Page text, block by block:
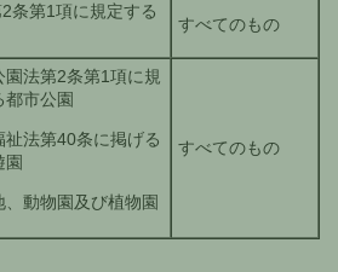
条第1項に規定する
すべてのもの
園法第2条第1項に規
都市公園
祉法第40条に掲げる
園
、動物園及び植物園
すべてのもの